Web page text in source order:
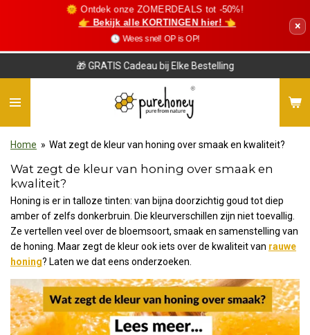
🌞 Ontdek onze ZOMERDEALS tot -50%!
👉 Bekijk alle KORTINGEN hier! 👈
🕓 Wees snel! OP is OP!
×
🎁 GRATIS Cadeau bij Elke Bestelling
Home » Wat zegt de kleur van honing over smaak en kwaliteit?
Wat zegt de kleur van honing over smaak en
kwaliteit?
Honing is er in talloze tinten: van bijna doorzichtig goud tot diep
amber of zelfs donkerbruin. Die kleurverschillen zijn niet toevallig.
Ze vertellen veel over de bloemsoort, smaak en samenstelling van
de honing. Maar zegt de kleur ook iets over de kwaliteit van rauwe
honing? Laten we dat eens onderzoeken.